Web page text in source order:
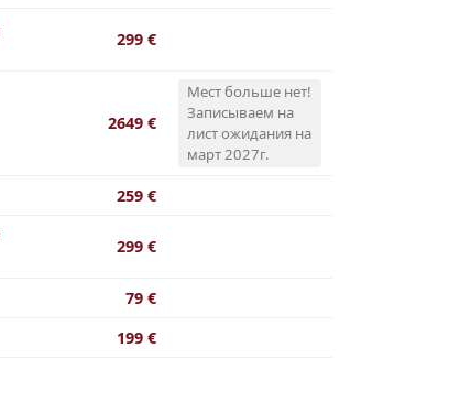
299 €
2649 €
Мест больше нет!
Записываем на
лист ожидания на
март 2027г.
259 €
299 €
79 €
199 €